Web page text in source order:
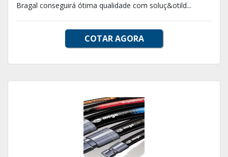
Bragal conseguirá ótima qualidade com soluç&otild...
COTAR AGORA